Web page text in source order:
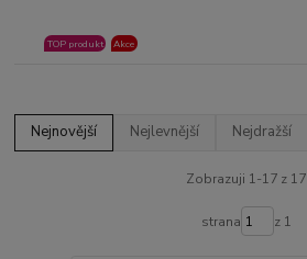
TOP produkt Akce
Nejnovější Nejlevnější Nejdražší
Zobrazuji 1-17 z 17
strana z 1